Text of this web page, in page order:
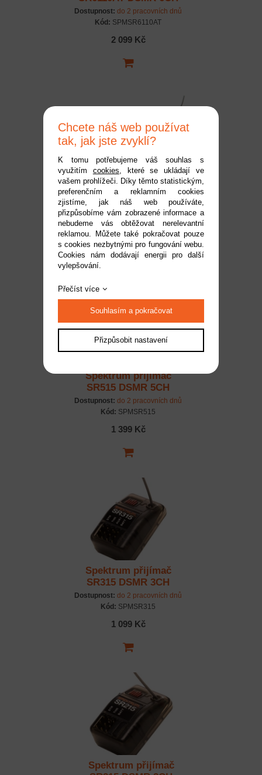
AVC s telemetrií
Dostupnost: do 2 pracovních dnů
Kód: SPMSR6110AT
2 099 Kč
Spektrum přijímač
SR6100AT DSMR 6CH
AVC s telemetrií
Dostupnost:
do 2 pracovních dnů
Kód:SPMSR6100AT
2 099 Kč
Spektrum přijímač
SR515 DSMR 5CH
Dostupnost: do 2 pracovních dnů
Kód: SPMSR515
1 399 Kč
Spektrum přijímač
SR315 DSMR 3CH
Dostupnost: do 2 pracovních dnů
Kód: SPMSR315
1 099 Kč
Spektrum přijímač
Chcete náš web používat
tak, jak jste zvyklí?
K tomu potřebujeme váš souhlas s
využitím cookies, které se ukládají ve
vašem prohlížeči. Díky těmto statistickým,
preferenčním a reklamním cookies
zjistíme, jak náš web používáte,
přizpůsobíme vám zobrazené informace a
nebudeme vás obtěžovat nerelevantní
reklamou. Můžete také pokračovat pouze
s cookies nezbytnými pro fungování webu.
Cookies nám dodávají energii pro další
vylepšování.
Přečíst více
Souhlasím a pokračovat
Přizpůsobit nastavení